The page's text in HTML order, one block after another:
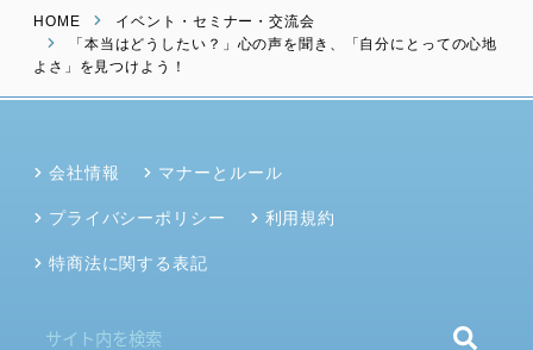
HOME
イベント・セミナー・交流会
「本当はどうしたい？」心の声を聞き、「自分にとっての心地
よさ」を見つけよう！
会社情報 マナーとルール
プライバシーポリシー 利用規約
特商法に関する表記